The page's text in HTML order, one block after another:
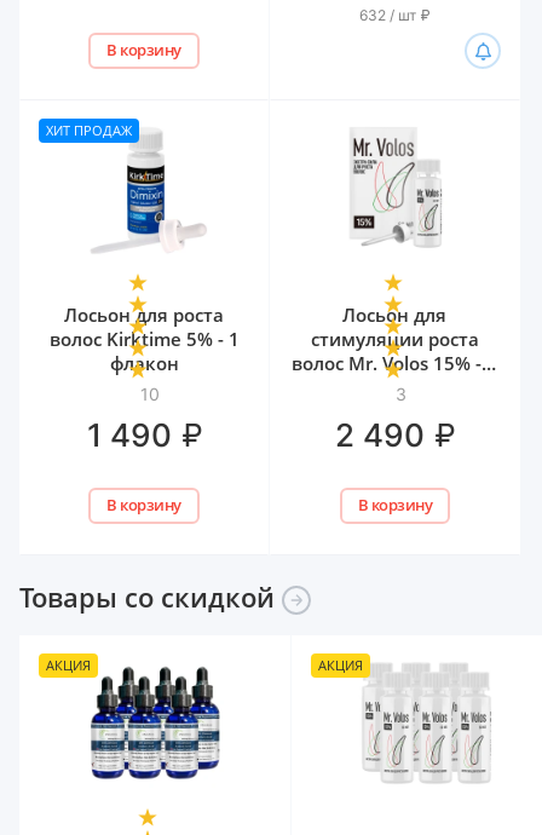
В корзину
632 / шт ₽
ХИТ ПРОДАЖ
10
Лосьон для роста
волос Kirktime 5% - 1
флакон
1 490 ₽
В корзину
3
Лосьон для
стимуляции роста
волос Mr. Volos 15% - 1
флакон
2 490 ₽
В корзину
Товары со скидкой
АКЦИЯ АКЦИЯ